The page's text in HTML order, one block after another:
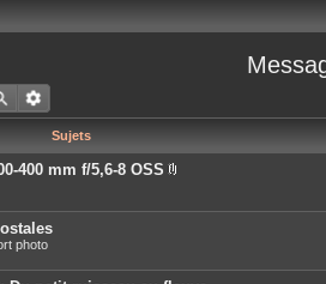
Sujets
400 mm f/5,6-8 OSS
è
j
photo